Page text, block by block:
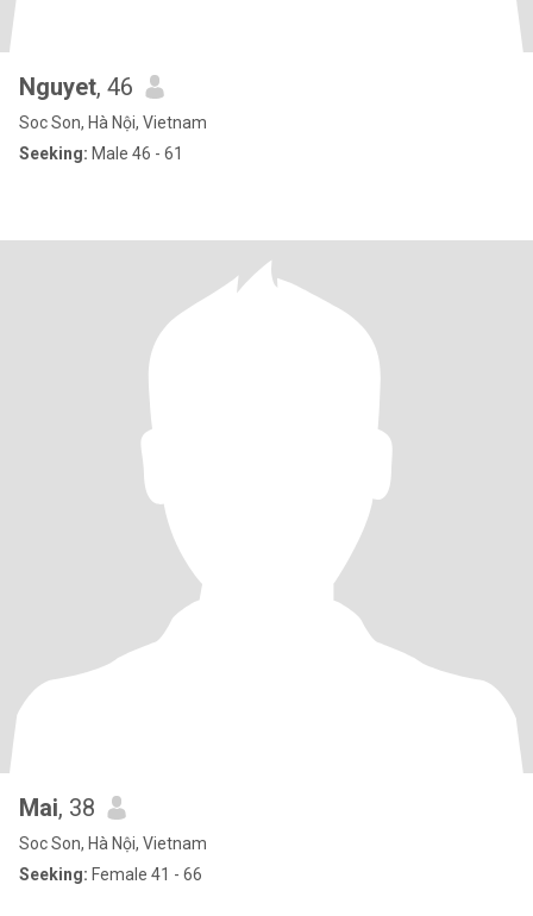
Nguyet, 46
Soc Son, Hà Nội, Vietnam
Seeking: Male 46 - 61
Mai, 38
Soc Son, Hà Nội, Vietnam
Seeking: Female 41 - 66